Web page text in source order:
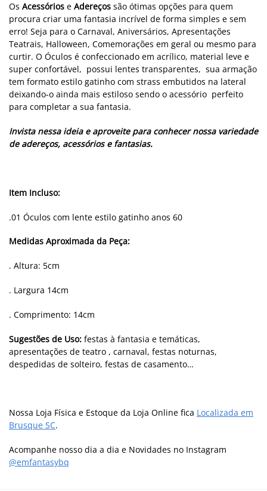
Os Acessórios e Adereços são ótimas opções para quem
procura criar uma fantasia incrível de forma simples e sem
erro! Seja para o Carnaval, Aniversários, Apresentações
Teatrais, Halloween, Comemorações em geral ou mesmo para
curtir. O Óculos é confeccionado em acrílico, material leve e
super confortável, possui lentes transparentes, sua armação
tem formato estilo gatinho com strass embutidos na lateral
deixando-o ainda mais estiloso sendo o acessório perfeito
para completar a sua fantasia.
Invista nessa ideia e aproveite para conhecer nossa variedade
de adereços, acessórios e fantasias.
Item Incluso:
.01 Óculos com lente estilo gatinho anos 60
Medidas Aproximada da Peça:
. Altura: 5cm
. Largura 14cm
. Comprimento: 14cm
Sugestões de Uso: festas à fantasia e temáticas,
apresentações de teatro , carnaval, festas noturnas,
despedidas de solteiro, festas de casamento…
Nossa Loja Física e Estoque da Loja Online fica Localizada em
Brusque SC.
Acompanhe nosso dia a dia e Novidades no Instagram
@emfantasybq